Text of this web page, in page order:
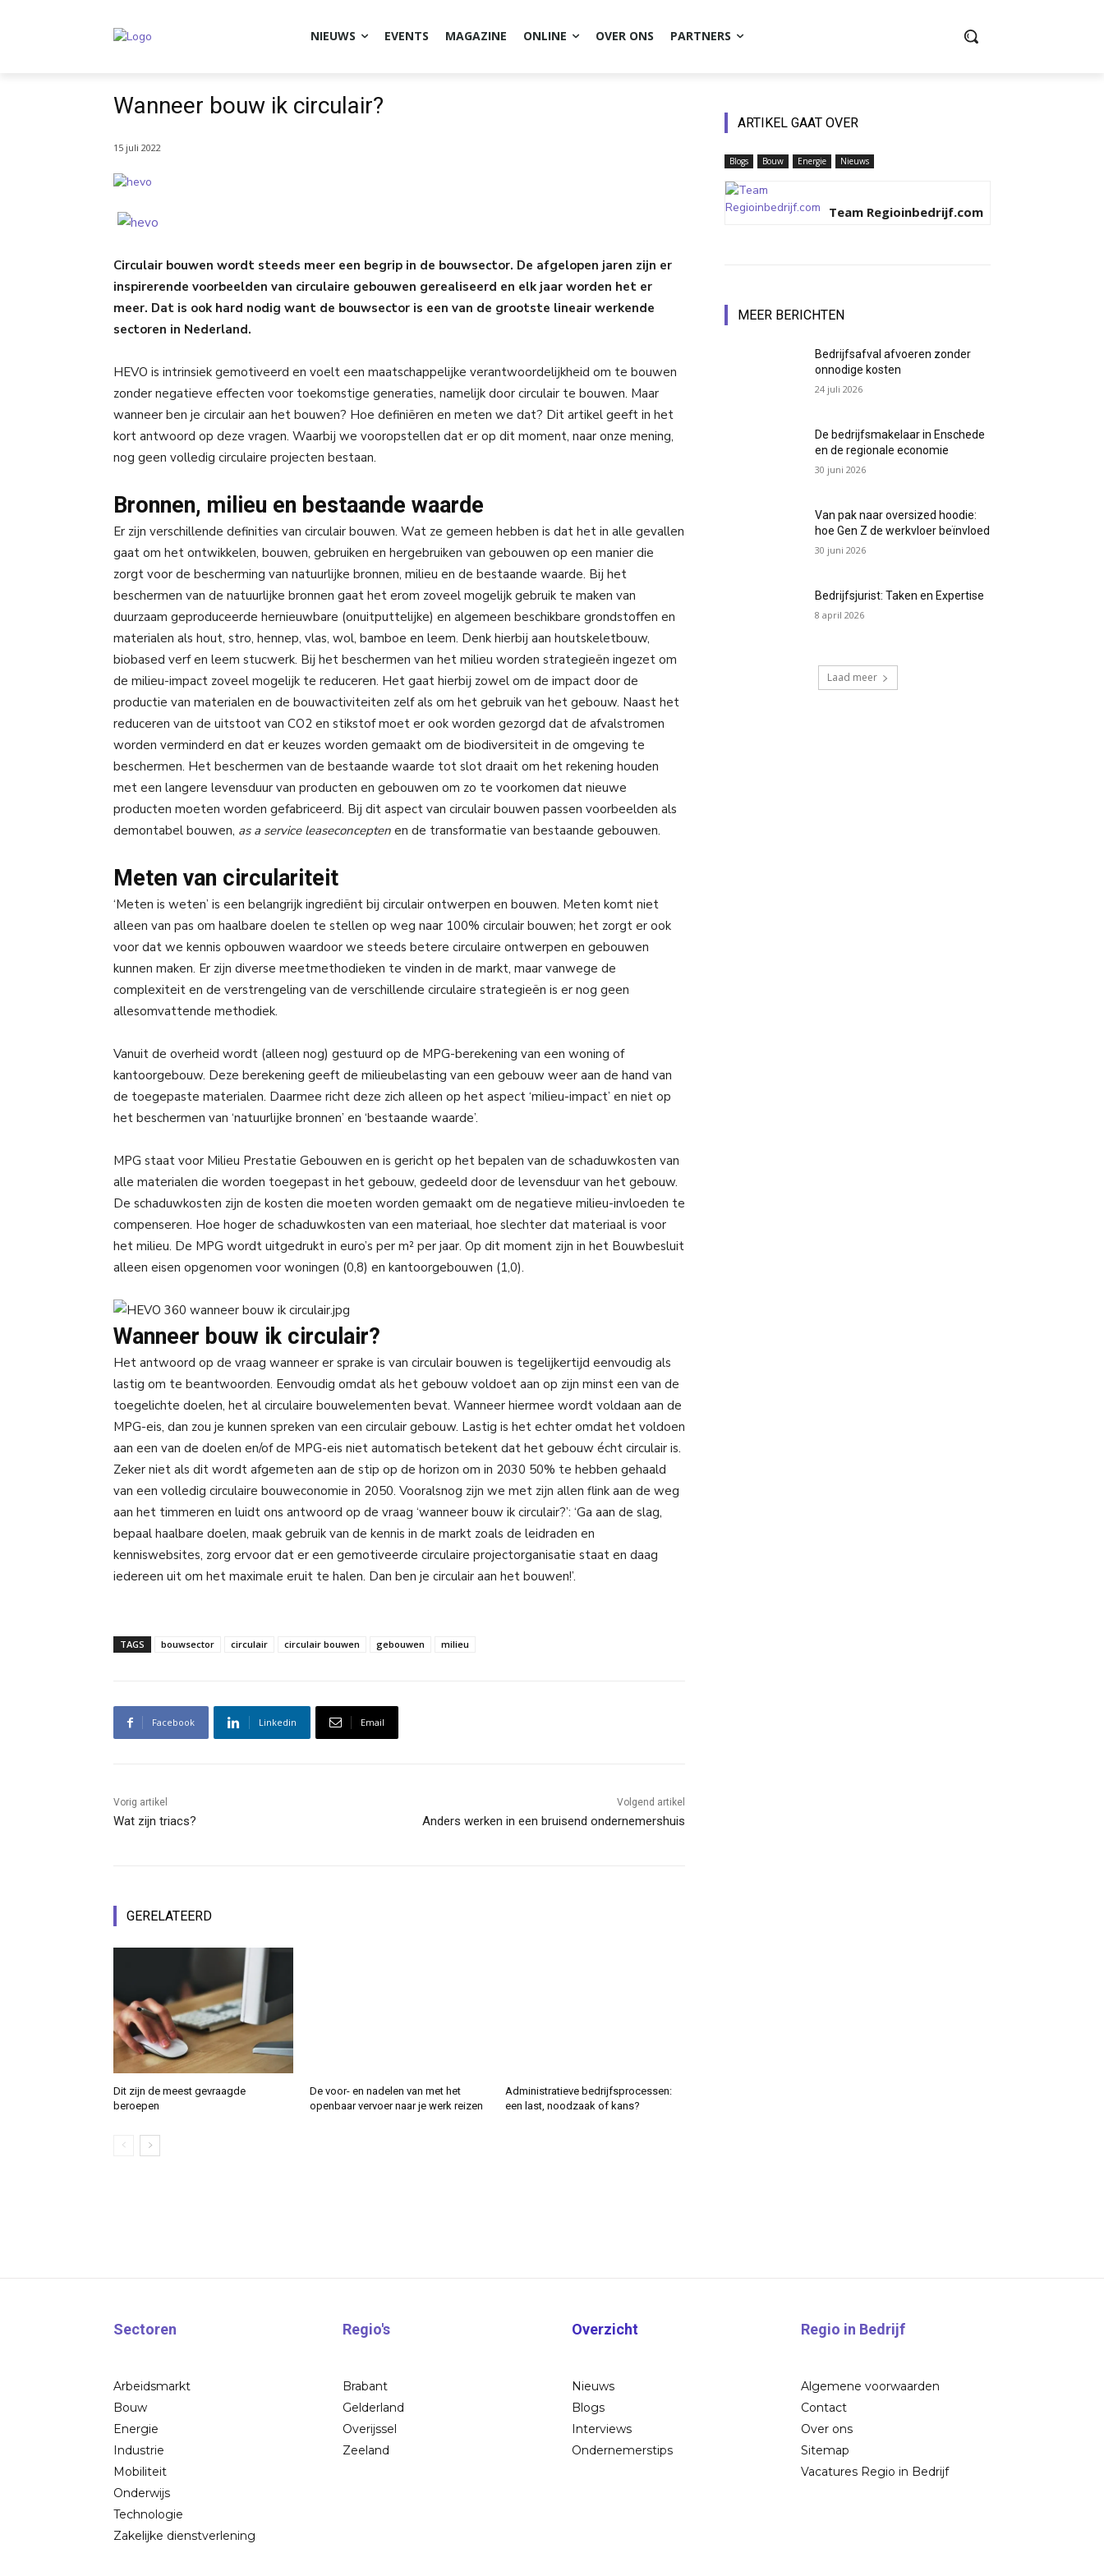
NIEUWS EVENTS MAGAZINE ONLINE OVER ONS PARTNERS
Wanneer bouw ik circulair?
15 juli 2022
Circulair bouwen wordt steeds meer een begrip in de bouwsector. De afgelopen jaren zijn er
inspirerende voorbeelden van circulaire gebouwen gerealiseerd en elk jaar worden het er
meer. Dat is ook hard nodig want de bouwsector is een van de grootste lineair werkende
sectoren in Nederland.
HEVO is intrinsiek gemotiveerd en voelt een maatschappelijke verantwoordelijkheid om te bouwen
zonder negatieve effecten voor toekomstige generaties, namelijk door circulair te bouwen. Maar
wanneer ben je circulair aan het bouwen? Hoe definiëren en meten we dat? Dit artikel geeft in het
kort antwoord op deze vragen. Waarbij we vooropstellen dat er op dit moment, naar onze mening,
nog geen volledig circulaire projecten bestaan.
Bronnen, milieu en bestaande waarde
Er zijn verschillende definities van circulair bouwen. Wat ze gemeen hebben is dat het in alle gevallen
gaat om het ontwikkelen, bouwen, gebruiken en hergebruiken van gebouwen op een manier die
zorgt voor de bescherming van natuurlijke bronnen, milieu en de bestaande waarde. Bij het
beschermen van de natuurlijke bronnen gaat het erom zoveel mogelijk gebruik te maken van
duurzaam geproduceerde hernieuwbare (onuitputtelijke) en algemeen beschikbare grondstoffen en
materialen als hout, stro, hennep, vlas, wol, bamboe en leem. Denk hierbij aan houtskeletbouw,
biobased verf en leem stucwerk. Bij het beschermen van het milieu worden strategieën ingezet om
de milieu-impact zoveel mogelijk te reduceren. Het gaat hierbij zowel om de impact door de
productie van materialen en de bouwactiviteiten zelf als om het gebruik van het gebouw. Naast het
reduceren van de uitstoot van CO2 en stikstof moet er ook worden gezorgd dat de afvalstromen
worden verminderd en dat er keuzes worden gemaakt om de biodiversiteit in de omgeving te
beschermen. Het beschermen van de bestaande waarde tot slot draait om het rekening houden
met een langere levensduur van producten en gebouwen om zo te voorkomen dat nieuwe
producten moeten worden gefabriceerd. Bij dit aspect van circulair bouwen passen voorbeelden als
demontabel bouwen, as a service leaseconcepten en de transformatie van bestaande gebouwen.
Meten van circulariteit
‘Meten is weten’ is een belangrijk ingrediënt bij circulair ontwerpen en bouwen. Meten komt niet
alleen van pas om haalbare doelen te stellen op weg naar 100% circulair bouwen; het zorgt er ook
voor dat we kennis opbouwen waardoor we steeds betere circulaire ontwerpen en gebouwen
kunnen maken. Er zijn diverse meetmethodieken te vinden in de markt, maar vanwege de
complexiteit en de verstrengeling van de verschillende circulaire strategieën is er nog geen
allesomvattende methodiek.
Vanuit de overheid wordt (alleen nog) gestuurd op de MPG-berekening van een woning of
kantoorgebouw. Deze berekening geeft de milieubelasting van een gebouw weer aan de hand van
de toegepaste materialen. Daarmee richt deze zich alleen op het aspect ‘milieu-impact’ en niet op
het beschermen van ‘natuurlijke bronnen’ en ‘bestaande waarde’.
MPG staat voor Milieu Prestatie Gebouwen en is gericht op het bepalen van de schaduwkosten van
alle materialen die worden toegepast in het gebouw, gedeeld door de levensduur van het gebouw.
De schaduwkosten zijn de kosten die moeten worden gemaakt om de negatieve milieu-invloeden te
compenseren. Hoe hoger de schaduwkosten van een materiaal, hoe slechter dat materiaal is voor
het milieu. De MPG wordt uitgedrukt in euro’s per m² per jaar. Op dit moment zijn in het Bouwbesluit
alleen eisen opgenomen voor woningen (0,8) en kantoor­gebouwen (1,0).
Wanneer bouw ik circulair?
Het antwoord op de vraag wanneer er sprake is van circulair bouwen is tegelijkertijd eenvoudig als
lastig om te beantwoorden. Eenvoudig omdat als het gebouw voldoet aan op zijn minst een van de
toegelichte doelen, het al circulaire bouwelementen bevat. Wanneer hiermee wordt voldaan aan de
MPG-eis, dan zou je kunnen spreken van een circulair gebouw. Lastig is het echter omdat het voldoen
aan een van de doelen en/of de MPG-eis niet automatisch betekent dat het gebouw écht circulair is.
Zeker niet als dit wordt afgemeten aan de stip op de horizon om in 2030 50% te hebben gehaald
van een volledig circulaire bouweconomie in 2050. Vooralsnog zijn we met zijn allen flink aan de weg
aan het timmeren en luidt ons antwoord op de vraag ‘wanneer bouw ik circulair?’: ‘Ga aan de slag,
bepaal haalbare doelen, maak gebruik van de kennis in de markt zoals de leidraden en
kenniswebsites, zorg ervoor dat er een gemotiveerde circulaire projectorganisatie staat en daag
iedereen uit om het maximale eruit te halen. Dan ben je circulair aan het bouwen!’.
TAGS bouwsector circulair circulair bouwen gebouwen milieu
Facebook Linkedin Email
Vorig artikel
Wat zijn triacs?
Volgend artikel
Anders werken in een bruisend ondernemershuis
GERELATEERD
Dit zijn de meest gevraagde
beroepen
De voor- en nadelen van met het
openbaar vervoer naar je werk reizen
Administratieve bedrijfsprocessen:
een last, noodzaak of kans?
ARTIKEL GAAT OVER
Blogs Bouw Energie Nieuws
Team Regioinbedrijf.com
MEER BERICHTEN
Bedrijfsafval afvoeren zonder
onnodige kosten
24 juli 2026
De bedrijfsmakelaar in Enschede
en de regionale economie
30 juni 2026
Van pak naar oversized hoodie:
hoe Gen Z de werkvloer beïnvloed
30 juni 2026
Bedrijfsjurist: Taken en Expertise
8 april 2026
Laad meer
Sectoren
Arbeidsmarkt
Bouw
Energie
Industrie
Mobiliteit
Onderwijs
Technologie
Zakelijke dienstverlening
Regio's
Brabant
Gelderland
Overijssel
Zeeland
Overzicht
Nieuws
Blogs
Interviews
Ondernemerstips
Regio in Bedrijf
Algemene voorwaarden
Contact
Over ons
Sitemap
Vacatures Regio in Bedrijf